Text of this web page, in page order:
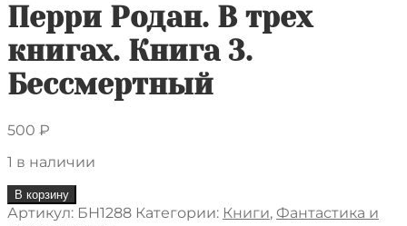
Перри Родан. В трех
книгах. Книга 3.
Бессмертный
500 ₽
1 в наличии
Количество
товара
В корзину
Артикул: БН1288 Категории: Книги, Фантастика и